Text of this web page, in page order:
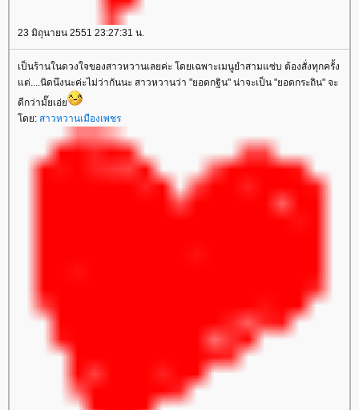
23 มิถุนายน 2551 23:27:31 น.
เป็นร้านในดวงใจของสาวหวานเลยค่ะ โดยเฉพาะเมนูยำสามแซ่บ ต้องสั่งทุกครั้ง
แต่....นิดนึงนะค่ะไม่ว่ากันนะ สาวหวานว่า "ยอดกฐิน" น่าจะเป็น "ยอดกระถิน" จะ
ดีกว่ามั๊ยเอ่ย
โดย: สาวหวานเมืองเพชร